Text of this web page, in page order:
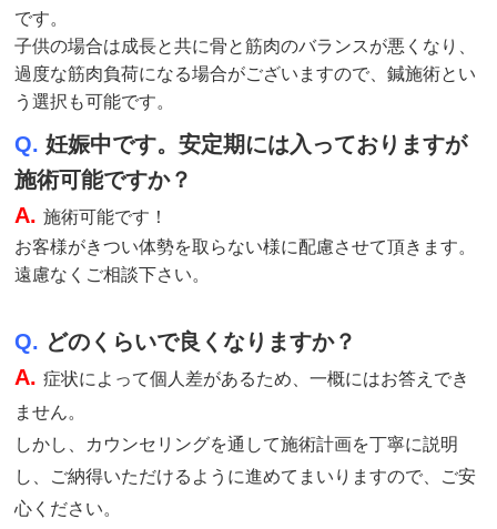
です。
子供の場合は成長と共に骨と筋肉のバランスが悪くなり、
過度な筋肉負荷になる場合がございますので、鍼施術とい
う選択も可能です。
Q.妊娠中です。安定期には入っておりますが
施術可能ですか？
A. 施術可能です！
お客様がきつい体勢を取らない様に配慮させて頂きます。
遠慮なくご相談下さい。
Q. どのくらいで良くなりますか？
A.症状によって個人差があるため、一概にはお答えでき
ません。
しかし、カウンセリングを通して施術計画を丁寧に説明
し、ご納得いただけるように進めてまいりますので、ご安
心ください。